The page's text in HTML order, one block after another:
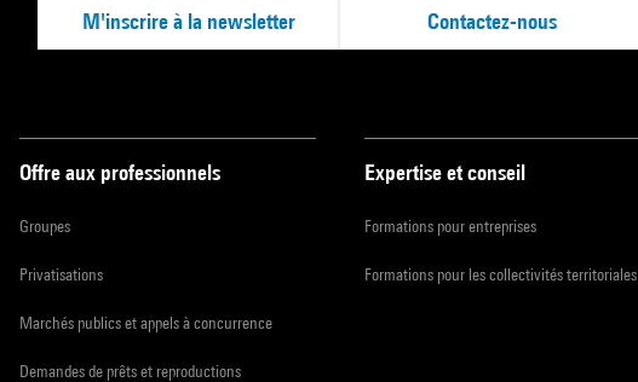
M'inscrire à la newsletter Contactez-nous
Offre aux professionnels
Groupes
Privatisations
Marchés publics et appels à concurrence
Demandes de prêts et reproductions
Expertise et conseil
Formations pour entreprises
Formations pour les collectivités territoriales